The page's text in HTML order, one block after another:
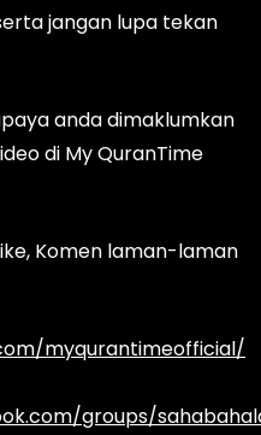
jangan lupa tekan
anda dimaklumkan
di My QuranTime
Komen laman-laman
myqurantimeofficial/
groups/